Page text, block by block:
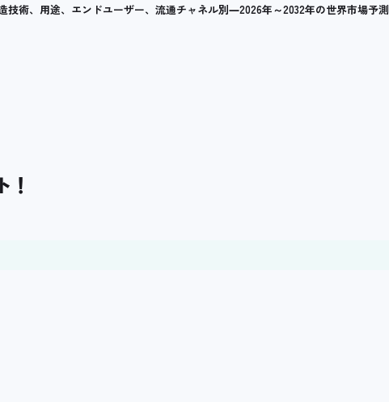
技術、用途、エンドユーザー、流通チャネル別―2026年～2032年の世界市場予測